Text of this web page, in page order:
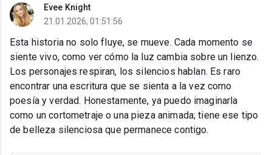
Evee Knight
21.01.2026, 01:51:56
Esta historia no solo fluye, se mueve. Cada momento se
siente vivo, como ver cómo la luz cambia sobre un lienzo.
Los personajes respiran, los silencios hablan. Es raro
encontrar una escritura que se sienta a la vez como
poesía y verdad. Honestamente, ya puedo imaginarla
como un cortometraje o una pieza animada; tiene ese tipo
de belleza silenciosa que permanece contigo.